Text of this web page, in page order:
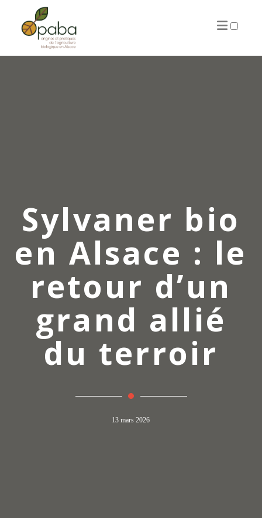
Sylvaner bio
en Alsace : le
retour d’un
grand allié
du terroir
13 mars 2026